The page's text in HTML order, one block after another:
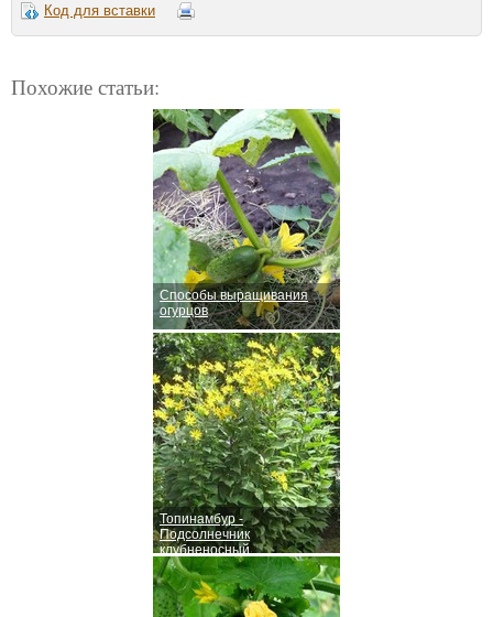
Код для вставки
Похожие статьи:
Способы выращивания
огурцов
Топинамбур -
Подсолнечник
клубненосный